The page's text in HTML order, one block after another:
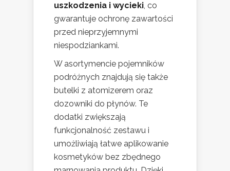
uszkodzenia i wycieki, co
gwarantuje ochronę zawartości
przed nieprzyjemnymi
niespodziankami.
W asortymencie pojemników
podróżnych znajdują się także
butelki z atomizerem oraz
dozowniki do płynów. Te
dodatki zwiększają
funkcjonalność zestawu i
umożliwiają łatwe aplikowanie
kosmetyków bez zbędnego